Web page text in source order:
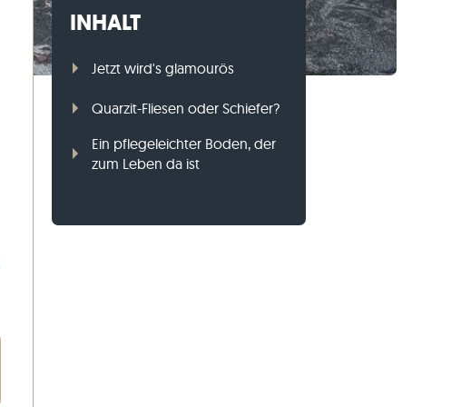
Gneis-Rasenkanten
INHALT
Jetzt wird's glamourös
Quarzit-Fliesen oder Schiefer?
Ein pflegeleichter Boden, der
zum Leben da ist